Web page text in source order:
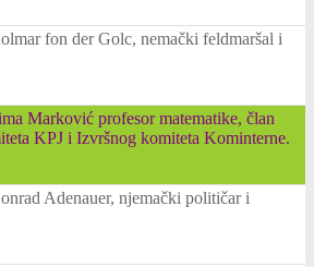
fon der Golc, nemački feldmaršal i
Marković profesor matematike, član
KPJ i Izvršnog komiteta Kominterne.
Adenauer, njemački političar i